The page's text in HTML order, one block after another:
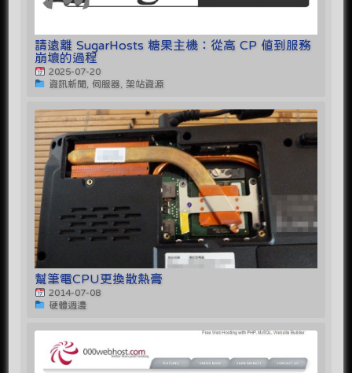
請遠離 SugarHosts 糖果主機：從高 CP 值到服務
崩壞的過程
2025-07-20
資訊新聞, 伺服器, 架站資源
幫筆電CPU更換散熱膏
2014-07-08
硬體週邊